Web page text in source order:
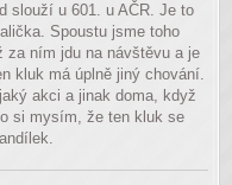
slouží u 601. u AČR. Je to
Spoustu jsme toho
za ním jdu na návštěvu a je
kluk má úplně jiný chování.
akci a jinak doma, když
si mysím, že ten kluk se